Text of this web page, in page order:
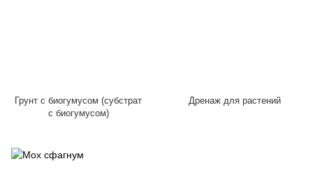
Грунт с биогумусом (субстрат
с биогумусом)
Дренаж для растений